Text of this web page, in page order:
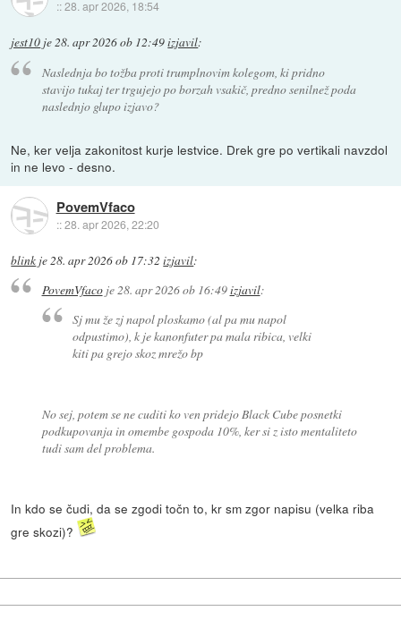
::28. apr 2026, 18:54
jest10 je28. apr 2026 ob 12:49izjavil:
Naslednja bo tožba proti trumplnovim kolegom, ki pridno
stavijo tukaj ter trgujejo po borzah vsakič, predno senilnež poda
naslednjo glupo izjavo?
Ne, ker velja zakonitost kurje lestvice. Drek gre po vertikali navzdol
in ne levo - desno.
PovemVfaco
::28. apr 2026, 22:20
blink je28. apr 2026 ob 17:32 izjavil:
PovemVfacoje28. apr 2026 ob 16:49izjavil:
Sj mu že zj napol ploskamo (al pa mu napol
odpustimo), k je kanonfuter pa mala ribica, velki
kiti pa grejo skoz mrežo bp
No sej, potem se ne cuditi ko ven pridejo Black Cube posnetki
podkupovanja in omembe gospoda 10%, ker si z isto mentaliteto
tudi sam del problema.
In kdo se čudi, da se zgodi točn to, kr sm zgor napisu (velka riba
gre skozi)?